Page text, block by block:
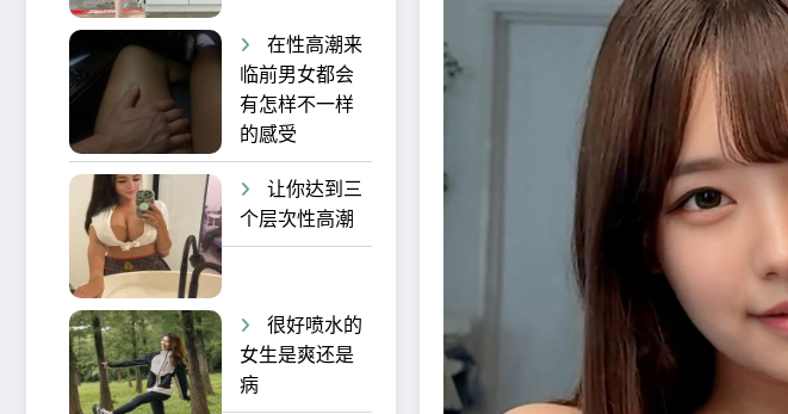
在性高潮来
临前男女都会
有怎样不一样
的感受
让你达到三
个层次性高潮
很好喷水的
女生是爽还是
病